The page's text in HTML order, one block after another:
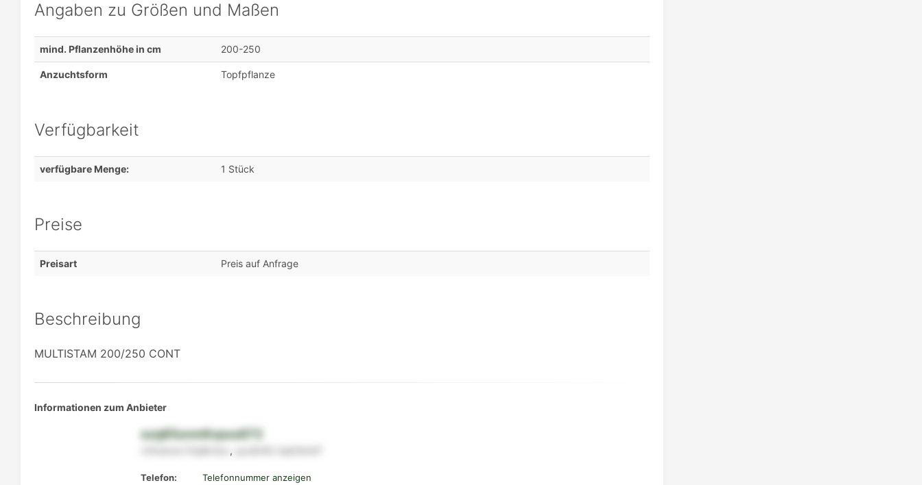
Angaben zu Größen und Maßen
mind. Pflanzenhöhe in cm 200-250
Anzuchtsform Topfpflanze
Verfügbarkeit
verfügbare Menge: 1 Stück
Preise
Preisart Preis auf Anfrage
Beschreibung
MULTISTAM 200/250 CONT
Informationen zum Anbieter
szq85xnm6vpxs872
,
Telefon:
Telefonnummer anzeigen